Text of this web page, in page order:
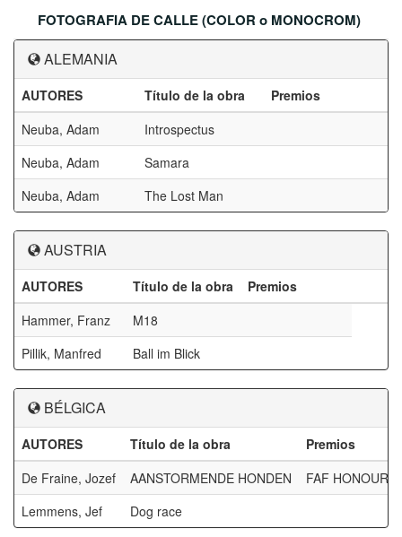
FOTOGRAFIA DE CALLE (COLOR o MONOCROM)
ALEMANIA
AUTORES Título de la obra
Premios
Neuba, Adam
Introspectus
Neuba, Adam
Samara
Neuba, Adam
The Lost Man
AUSTRIA
AUTORES Título de la obra
Premios
Hammer, Franz
M18
Pillik, Manfred
Ball im Blick
BÉLGICA
AUTORES Título de la obra
Premios
De Fraine, Jozef
AANSTORMENDE HONDEN
FAF
Lemmens, Jef
Dog race